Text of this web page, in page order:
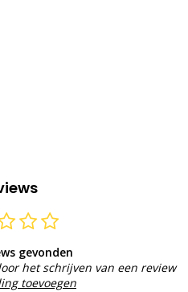
gevonden
het schrijven van een review
toevoegen